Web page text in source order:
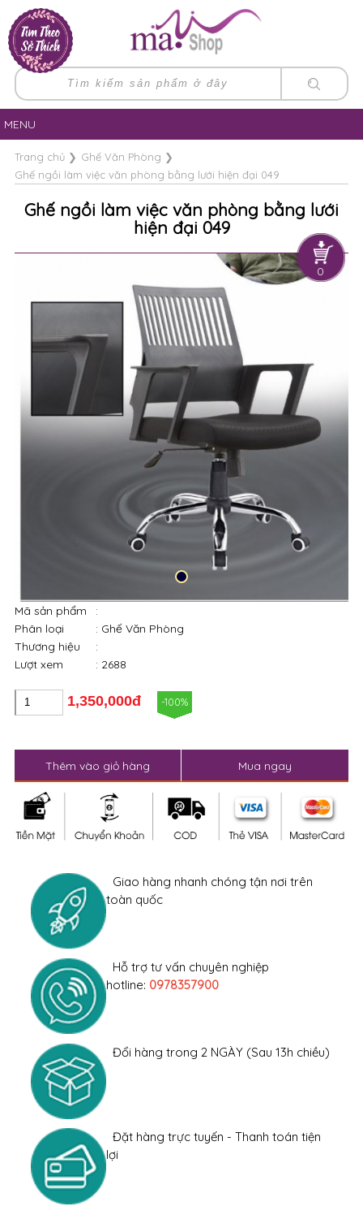
0
MENU
Trang chủ❯ Ghế Văn Phòng ❯
Ghế ngồi làm việc văn phòng bằng lưới hiện đại 049
Ghế ngồi làm việc văn phòng bằng lưới
hiện đại 049
Mã sản phẩm
:
Phân loại
: Ghế Văn Phòng
Thương hiệu
:
Lượt xem
: 2688
1,350,000đ -100%
Thêm vào giỏ hàng Mua ngay
Giao hàng nhanh chóng tận nơi trên
toàn quốc
Hỗ trợ tư vấn chuyên nghiệp
hotline: 0978357900
Đổi hàng trong 2 NGÀY (Sau 13h chiều)
Đặt hàng trực tuyến - Thanh toán tiện
lợi